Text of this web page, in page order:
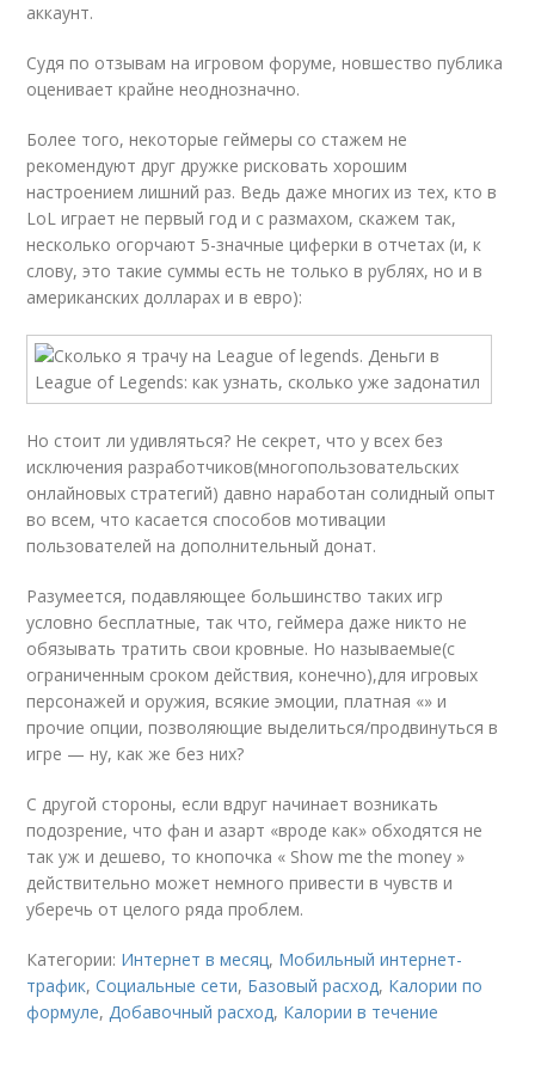
аккаунт.
Судя по отзывам на игровом форуме, новшество публика
оценивает крайне неоднозначно.
Более того, некоторые геймеры со стажем не
рекомендуют друг дружке рисковать хорошим
настроением лишний раз. Ведь даже многих из тех, кто в
LoL играет не первый год и с размахом, скажем так,
несколько огорчают 5-значные циферки в отчетах (и, к
слову, это такие суммы есть не только в рублях, но и в
американских долларах и в евро):
Но стоит ли удивляться? Не секрет, что у всех без
исключения разработчиков(многопользовательских
онлайновых стратегий) давно наработан солидный опыт
во всем, что касается способов мотивации
пользователей на дополнительный донат.
Разумеется, подавляющее большинство таких игр
условно бесплатные, так что, геймера даже никто не
обязывать тратить свои кровные. Но называемые(с
ограниченным сроком действия, конечно),для игровых
персонажей и оружия, всякие эмоции, платная «» и
прочие опции, позволяющие выделиться/продвинуться в
игре — ну, как же без них?
С другой стороны, если вдруг начинает возникать
подозрение, что фан и азарт «вроде как» обходятся не
так уж и дешево, то кнопочка « Show me the money »
действительно может немного привести в чувств и
уберечь от целого ряда проблем.
Категории: Интернет в месяц, Мобильный интернет-
трафик,Социальные сети, Базовый расход, Калории по
формуле,Добавочный расход, Калории в течение